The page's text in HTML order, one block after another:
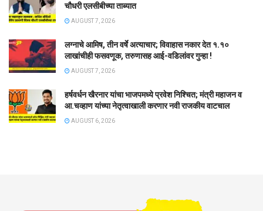
चौधरी एलसीबीच्या ताब्यात
AUGUST 7, 2026
लग्नाचे आमिष, तीन वर्षे अत्याचार; विवाहास नकार देत १.१०
लाखांचीही फसवणूक, तरुणासह आई-वडिलांवर गुन्हा !
AUGUST 7, 2026
हर्षवर्धन खैरनार यांचा भाजपमध्ये प्रवेश निश्चित; मंत्री महाजन व
आ.चव्हाण यांच्या नेतृत्वाखाली करणार नवी राजकीय वाटचाल
AUGUST 6, 2026